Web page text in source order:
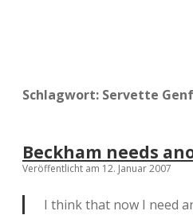
Schlagwort: Servette Genf
Beckham needs
Veröffentlicht am 12. Januar 2007
I think that now I need